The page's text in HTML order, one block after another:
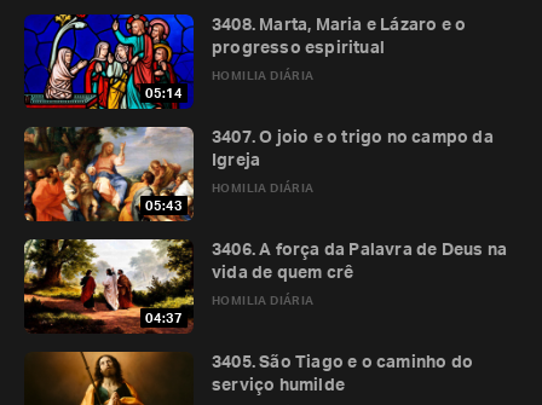
05:14
HOMILIA DIÁRIA
3408. Marta, Maria e Lázaro e o
progresso espiritual
05:43
HOMILIA DIÁRIA
3407. O joio e o trigo no campo da
Igreja
04:37
HOMILIA DIÁRIA
3406. A força da Palavra de Deus na
vida de quem crê
3405. São Tiago e o caminho do
serviço humilde